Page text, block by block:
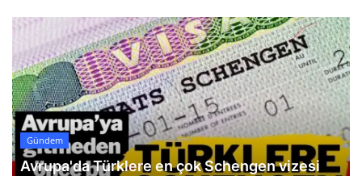
Gündem
Avrupa'da Türklere en çok Schengen vizesi